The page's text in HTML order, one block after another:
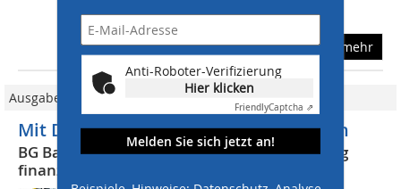
Anti-Roboter-Verifizierung
Hier klicken
FriendlyCaptcha ⇗
Melden Sie sich jetzt an!
brauchen, um Frauen als...
mehr
Ausgabe 08/2021
Mit Double-Lock sicher vorankommen
BG Bau fördert die „Double-Lock“-Umrüstung
finanziell